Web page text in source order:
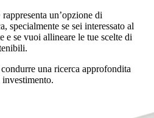
un’opzione di
specialmente se sei interessato al
e se vuoi allineare le tue scelte di
una ricerca approfondita